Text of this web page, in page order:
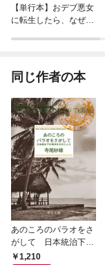
【単行本】おデブ悪女
に転生したら、なぜか
同じ作者の本
あのころのパラオをさ
がして 日本統治下の
南洋を生きた人々
1,210